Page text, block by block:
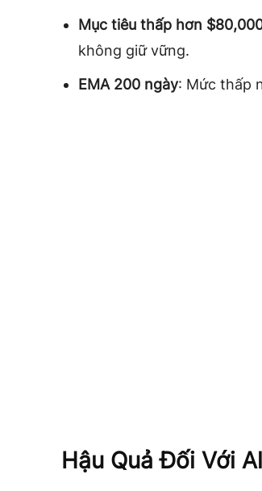
Mục tiêu thấp hơn
không giữ vững.
EMA 200 ngày: Mức thấp
Hậu Quả Đối Với